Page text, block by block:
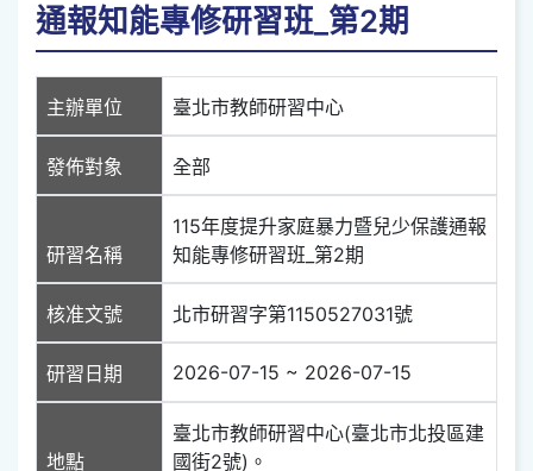
通報知能專修研習班_第2期
主辦單位 臺北市教師研習中心
發佈對象 全部
研習名稱
115年度提升家庭暴力暨兒少保護通報
知能專修研習班_第2期
核准文號 北市研習字第1150527031號
研習日期 2026-07-15 ~ 2026-07-15
地點
臺北市教師研習中心(臺北市北投區建
國街2號)。